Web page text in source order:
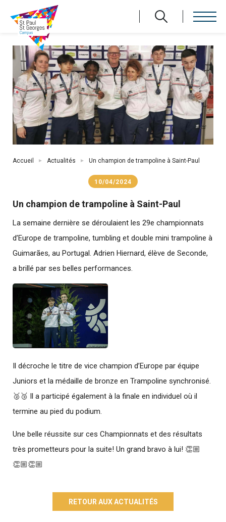
contenu
principal
Fil
Accueil Actualités Un champion de trampoline à Saint-Paul
10/04/2024
Un champion de trampoline à Saint-Paul
La semaine dernière se déroulaient les 29e championnats
d’Europe de trampoline, tumbling et double mini trampoline à
Guimarães, au Portugal. Adrien Hiernard, élève de Seconde,
a brillé par ses belles performances.
Il décroche le titre de vice champion d’Europe par équipe
Juniors et la médaille de bronze en Trampoline synchronisé.
🥈🥉 Il a participé également à la finale en individuel où il
termine au pied du podium.
Une belle réussite sur ces Championnats et des résultats
très prometteurs pour la suite! Un grand bravo à lui! 👏🏼
👏🏼👏🏼
RETOUR AUX ACTUALITÉS